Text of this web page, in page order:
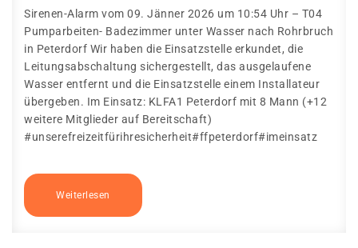
Sirenen-Alarm vom 09. Jänner 2026 um 10:54 Uhr – T04
Pumparbeiten- Badezimmer unter Wasser nach Rohrbruch
in Peterdorf Wir haben die Einsatzstelle erkundet, die
Leitungsabschaltung sichergestellt, das ausgelaufene
Wasser entfernt und die Einsatzstelle einem Installateur
übergeben. Im Einsatz: KLFA1 Peterdorf mit 8 Mann (+12
weitere Mitglieder auf Bereitschaft)
#unserefreizeitfürihresicherheit#ffpeterdorf#imeinsatz
Weiterlesen